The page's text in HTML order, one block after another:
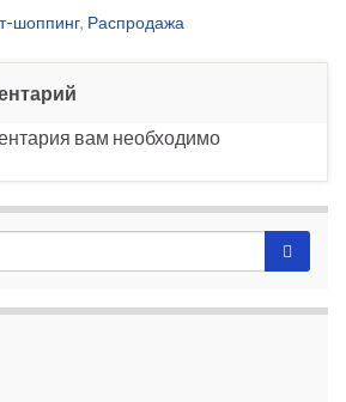
шоппинг, Распродажа
вам необходимо